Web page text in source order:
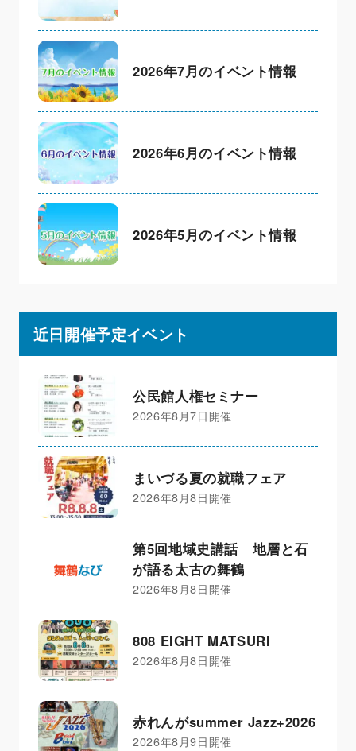
2026年7月のイベント情報
2026年6月のイベント情報
2026年5月のイベント情報
近日開催予定イベント
公民館人権セミナー
2026年8月7日開催
まいづる夏の就職フェア
2026年8月8日開催
第5回地域史講話 地層と石
が語る太古の舞鶴
2026年8月8日開催
808 EIGHT MATSURI
2026年8月8日開催
赤れんがsummer Jazz+2026
2026年8月9日開催